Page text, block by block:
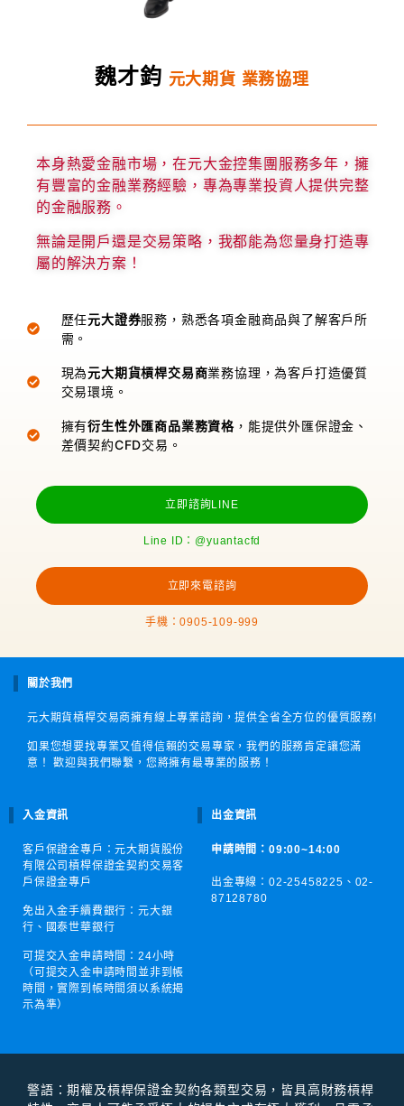
魏才鈞 元大期貨 業務協理
本身熱愛金融市場，在元大金控集團服務多年，擁
有豐富的金融業務經驗，專為專業投資人提供完整
的金融服務。
無論是開戶還是交易策略，我都能為您量身打造專
屬的解決方案！
歷任元大證券服務，熟悉各項金融商品與了解客戶所
需。
現為元大期貨槓桿交易商業務協理，為客戶打造優質
交易環境。
擁有衍生性外匯商品業務資格，能提供外匯保證金、
差價契約CFD交易。
立即諮詢LINE
Line ID：@yuantacfd
立即來電諮詢
手機：0905-109-999
關於我們
元大期貨槓桿交易商擁有線上專業諮詢，提供全省全方位的優質服務!
如果您想要找專業又值得信賴的交易專家，我們的服務肯定讓您滿
意！ 歡迎與我們聯繫，您將擁有最專業的服務！
入金資訊
客戶保證金專戶：元大期貨股份
有限公司槓桿保證金契約交易客
戶保證金專戶
免出入金手續費銀行：元大銀
行、國泰世華銀行
可提交入金申請時間：24小時
（可提交入金申請時間並非到帳
時間，實際到帳時間須以系統揭
示為準）
出金資訊
申請時間：09:00~14:00
出金專線：02-25458225、 02-
87128780
警語：期權及槓桿保證⾦契約各類型交易，皆具⾼財務槓桿